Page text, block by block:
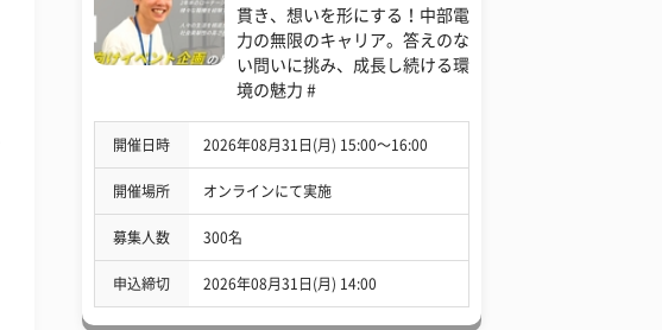
貫き、想いを形にする！中部電
力の無限のキャリア。答えのな
い問いに挑み、成長し続ける環
境の魅力 #
開催日時 2026年08月31日(月) 15:00〜16:00
開催場所 オンラインにて実施
募集人数 300名
申込締切 2026年08月31日(月) 14:00